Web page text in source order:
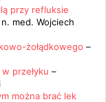
przy refluksie
n. med. Wojciech
żołądkowego –
przełyku –
można brać lek